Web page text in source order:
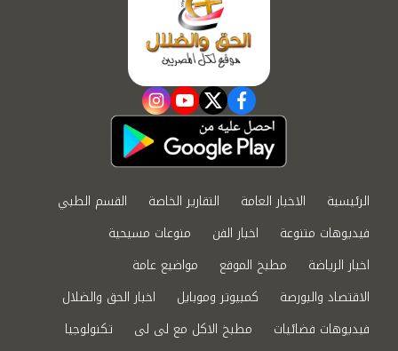
facebook
twitter
youtube
instagram
الرئيسية الاخبار العامة التقارير الخاصة
القسم الطبي
فيديوهات متنوعة
اخبار الفن
منوعات مسيحية
اخبار الرياضة
مطبخ الموقع
مواضيع عامة
الاقتصاد والبورصة
كمبيوتر وموبايل
اخبار الحق والضلال
فيديوهات فضائيات
مطبخ الاكل مع لى لى
تكنولوجيا